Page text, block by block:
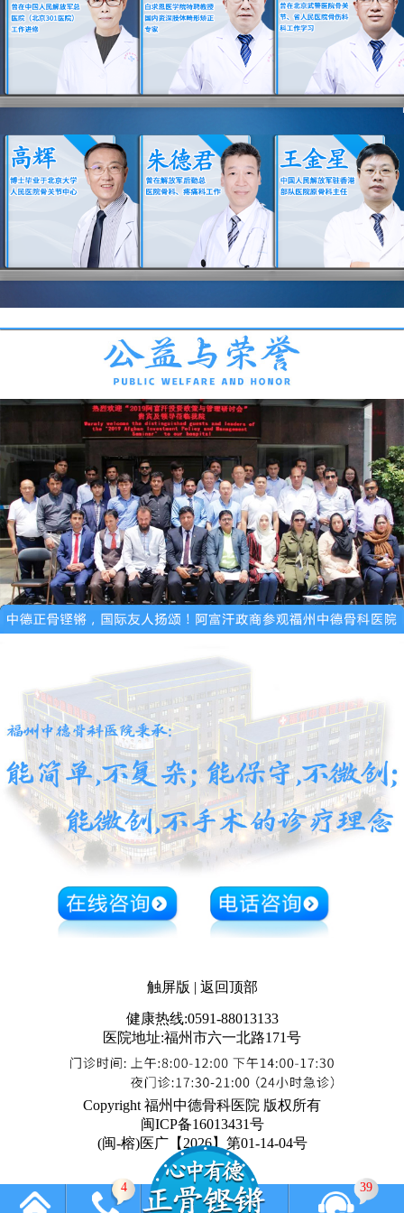
触屏版 | 返回顶部
健康热线:0591-88013133
医院地址:福州市六一北路171号
Copyright 福州中德骨科医院 版权所有
闽ICP备16013431号
(闽-榕)医广【2026】第01-14-04号
4 39